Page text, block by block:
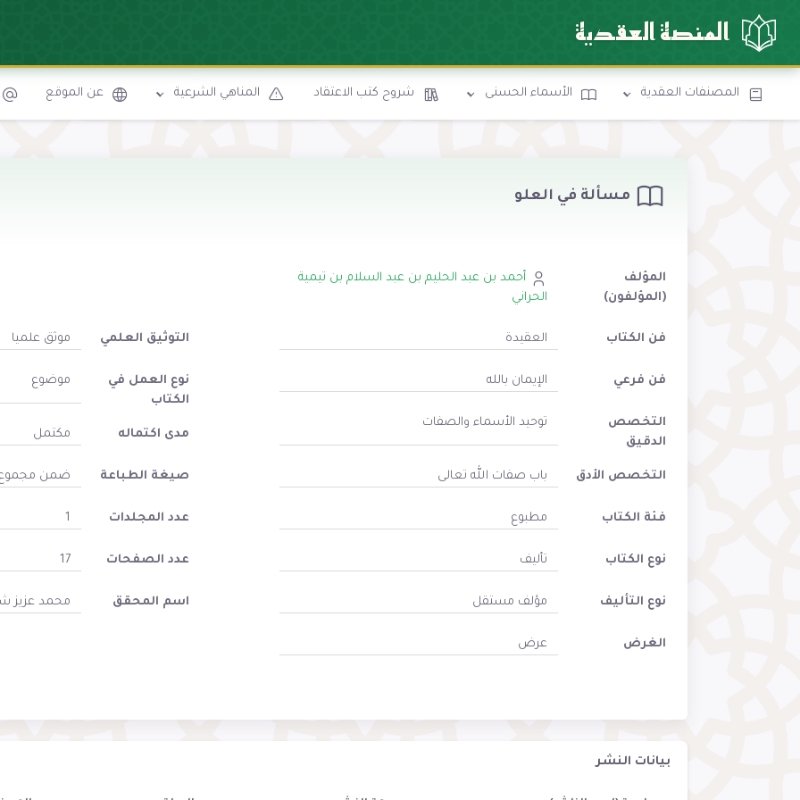
المنصة العقدية
المصنفات العقدية الأسماء الحسنى شروح كتب الاعتقاد المناهي الشرعية عن الموقع
مسألة في العلو
المؤلف
(المؤلفون)
أحمد بن عبد الحليم بن عبد السلام بن تيمية
الحراني
فن الكتاب العقيدة
فن فرعي الإيمان بالله
التخصص
الدقيق
توحيد الأسماء والصفات
التخصص الأدق باب صفات الله تعالى
فئة الكتاب مطبوع
نوع الكتاب تأليف
نوع التأليف مؤلف مستقل
الغرض عرض
التوثيق العلمي موثق علميا
نوع العمل في
الكتاب
موضوع
مدى اكتماله مكتمل
صيغة الطباعة ضمن
عدد المجلدات 1
عدد الصفحات 17
اسم المحقق محمد
بيانات النشر